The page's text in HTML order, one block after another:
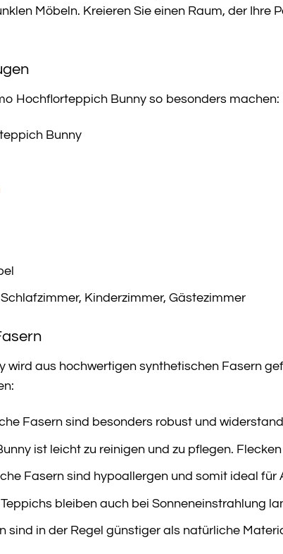
Möbeln. Kreieren Sie einen Raum, der Ihre
Hochflorteppich Bunny so besonders machen:
Bunny
Kinderzimmer, Gästezimmer
wird aus hochwertigen synthetischen Fasern
Fasern sind besonders robust und
ist leicht zu reinigen und zu pflegen.
Fasern sind hypoallergen und somit ideal für
bleiben auch bei Sonneneinstrahlung
sind in der Regel günstiger als natürliche